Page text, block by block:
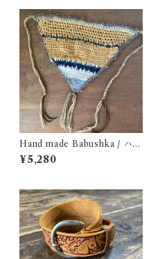
Hand made Babushka / ハン
ドメイド バブーシュカ
¥5,280